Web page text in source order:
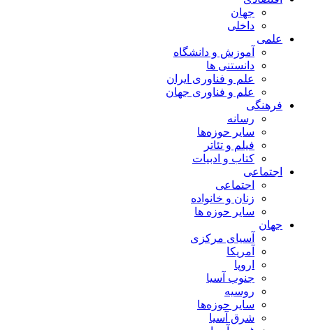
جهان
داخلی
علمی
آموزش و دانشگاه
دانستنی ها
علم و فناوری ایران
علم و فناوری جهان
فرهنگی
رسانه
سایر حوزه‌ها
فیلم و تئاتر
کتاب و ادبیات
اجتماعی
اجتماعی
زنان و خانواده
سایر حوزه ها
جهان
آسیای مرکزی
آمریکا
اروپا
جنوب آسیا
روسیه
سایر حوزه‌ها
شرق آسیا